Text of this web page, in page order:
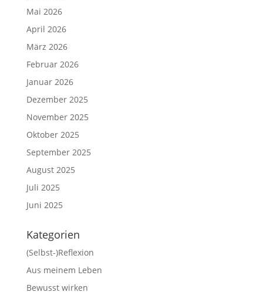
Mai 2026
April 2026
März 2026
Februar 2026
Januar 2026
Dezember 2025
November 2025
Oktober 2025
September 2025
August 2025
Juli 2025
Juni 2025
Kategorien
(Selbst-)Reflexion
Aus meinem Leben
Bewusst wirken